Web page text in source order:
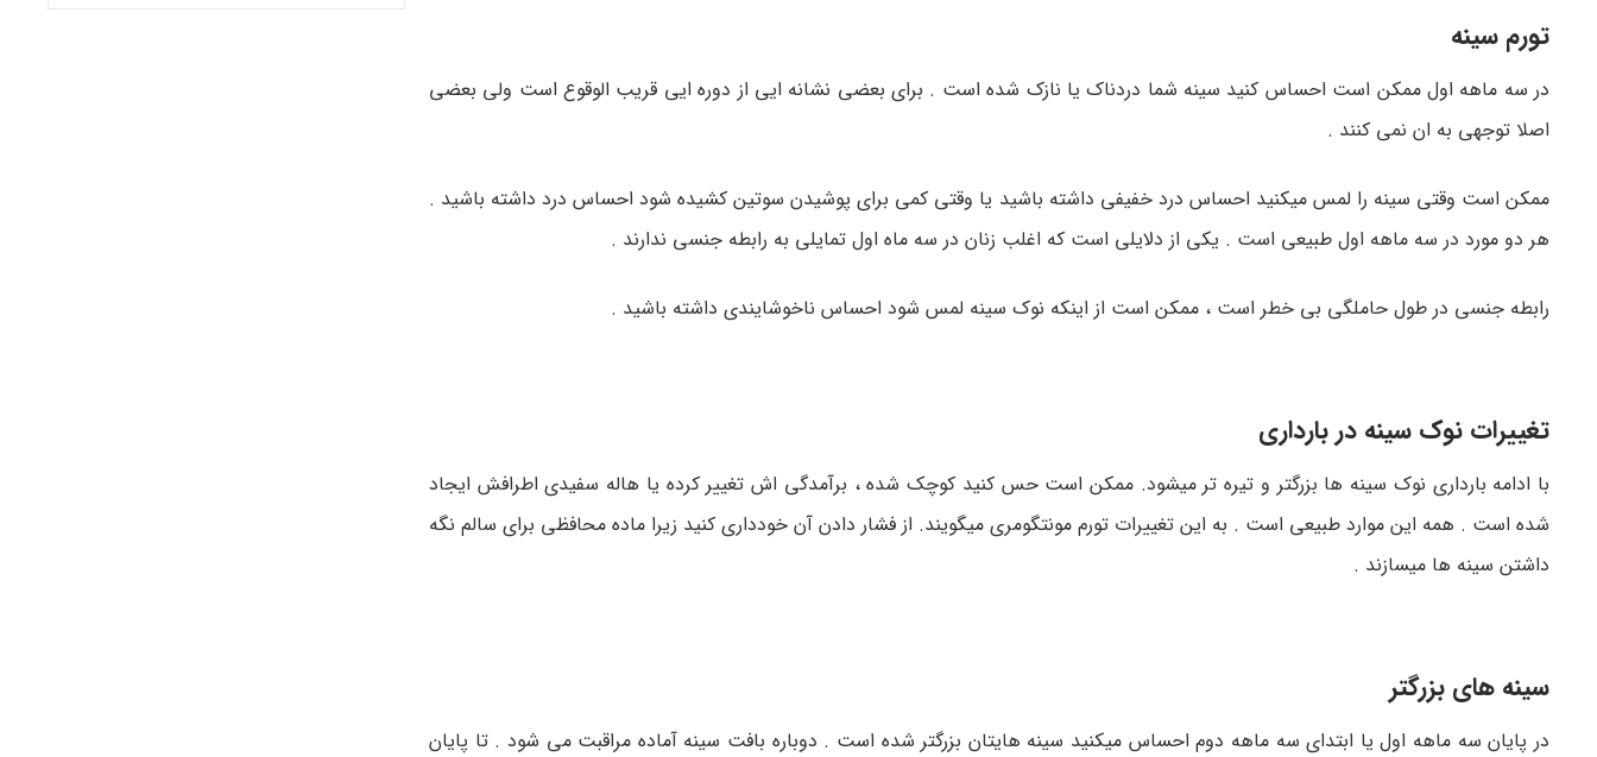
تورم سینه
در سه ماهه اول ممکن است احساس کنید سینه شما دردناک یا نازک شده است . برای بعضی نشانه ایی از دوره ایی قریب الوقوع است ولی بعضی
اصلا توجهی به ان نمی کنند .
ممکن است وقتی سینه را لمس میکنید احساس درد خفیفی داشته باشید یا وقتی کمی برای پوشیدن سوتین کشیده شود احساس درد داشته باشید .
هر دو مورد در سه ماهه اول طبیعی است . یکی از دلایلی است که اغلب زنان در سه ماه اول تمایلی به رابطه جنسی ندارند .
رابطه جنسی در طول حاملگی بی خطر است ، ممکن است از اینکه نوک سینه لمس شود احساس ناخوشایندی داشته باشید .
تغییرات نوک سینه در بارداری
با ادامه بارداری نوک سینه ها بزرگتر و تیره تر میشود. ممکن است حس کنید کوچک شده ، برآمدگی اش تغییر کرده یا هاله سفیدی اطرافش ایجاد
شده است . همه این موارد طبیعی است . به این تغییرات تورم مونتگومری میگویند. از فشار دادن آن خودداری کنید زیرا ماده محافظی برای سالم نگه
داشتن سینه ها میسازند .
سینه های بزرگتر
در پایان سه ماهه اول یا ابتدای سه ماهه دوم احساس میکنید سینه هایتان بزرگتر شده است . دوباره بافت سینه آماده مراقبت می شود . تا پایان